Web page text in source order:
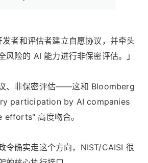
发者和评估者建立自愿协议，并牵头
风险的 AI 能力进行非保密评估。」
、非保密评估——这和 Bloomberg
participation by AI companies
高度吻合。
令确实走这个方向，NIST/CAISI 很